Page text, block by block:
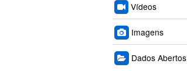
Vídeos
Imagens
Dados Abertos